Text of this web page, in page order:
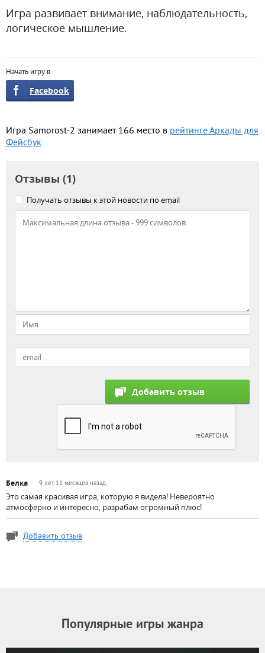
Игра развивает внимание, наблюдательность,
логическое мышление.
Начать игру в
Facebook
Игра Samorost-2 занимает 166 место в рейтинге Аркады для
Фейсбук
Отзывы (1)
Получать отзывы к этой новости по email
Белка 9 лет, 11 месяцев назад
Это самая красивая игра, которую я видела! Невероятно
атмосферно и интересно, разрабам огромный плюс!
Добавить отзыв
Популярные игры жанра